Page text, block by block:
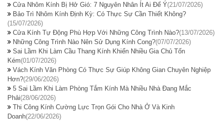
Cửa Nhôm Kính Bị Hở Gió: 7 Nguyên Nhân Ít Ai Để Ý(21/07/2026)
Bảo Trì Nhôm Kính Định Kỳ: Có Thực Sự Cần Thiết Không?
(15/07/2026)
Cửa Kính Tự Động Phù Hợp Với Những Công Trình Nào?(13/07/2026)
Những Công Trình Nào Nên Sử Dụng Kính Cong?(07/07/2026)
Sai Lầm Khi Làm Cầu Thang Kính Khiến Nhiều Gia Chủ Tốn
Kém(01/07/2026)
Vách Kính Văn Phòng Có Thực Sự Giúp Không Gian Chuyên Nghiệp
Hơn?(29/06/2026)
5 Sai Lầm Khi Làm Phòng Tắm Kính Mà Nhiều Nhà Đang Mắc
Phải(28/06/2026)
Thi Công Kính Cường Lực Trọn Gói Cho Nhà Ở Và Kinh
Doanh(22/06/2026)